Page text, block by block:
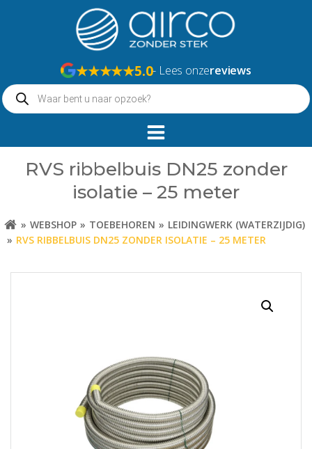
★★★★★5.0- Lees onzereviews
Producten
zoeken
RVS ribbelbuis DN25 zonder
isolatie – 25 meter
WEBSHOP TOEBEHOREN
LEIDINGWERK (WATERZIJDIG)
RVS RIBBELBUIS DN25 ZONDER ISOLATIE – 25 METER